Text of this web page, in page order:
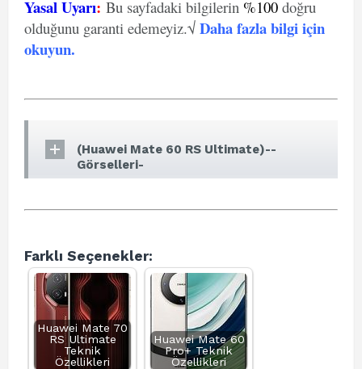
Yasal Uyarı: Bu sayfadaki bilgilerin %100 doğru
olduğunu garanti edemeyiz.√ Daha fazla bilgi için
okuyun.
(Huawei Mate 60 RS Ultimate)--
Görselleri-
Farklı Seçenekler:
Huawei Mate 70
RS Ultimate
Teknik
Özellikleri
Huawei Mate 60
Pro+ Teknik
Özellikleri